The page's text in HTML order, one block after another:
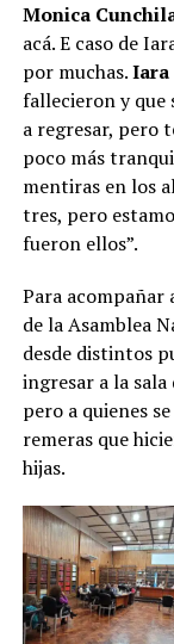
Monica
acá. E caso de
por muchas.Iara
fallecieron y que
a regresar, pero
poco más
mentiras en los
tres, pero
fueron ellos”.
Para acompañar
de la Asamblea
desde distintos
ingresar a la sala
pero a quienes
remeras que
hijas.